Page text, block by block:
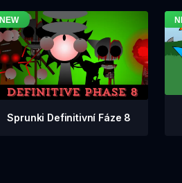
Sprunki Definitivní Fáze 8